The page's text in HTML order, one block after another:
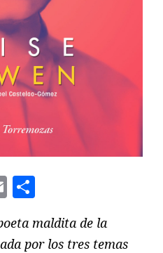
Email
maldita de la
por los tres temas